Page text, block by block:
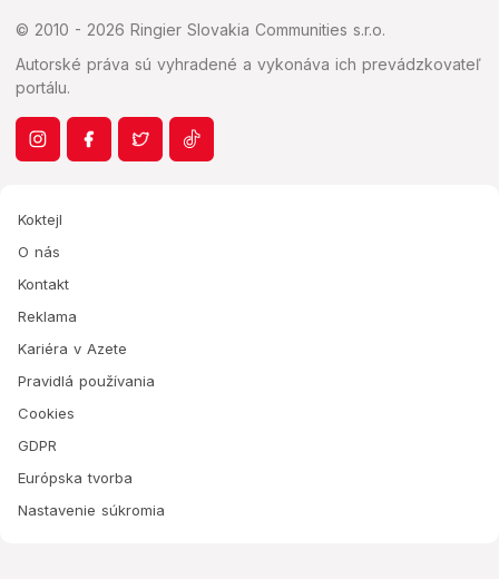
© 2010 - 2026 Ringier Slovakia Communities s.r.o.
Autorské práva sú vyhradené a vykonáva ich prevádzkovateľ
portálu.
Koktejl
O nás
Kontakt
Reklama
Kariéra v Azete
Pravidlá používania
Cookies
GDPR
Európska tvorba
Nastavenie súkromia